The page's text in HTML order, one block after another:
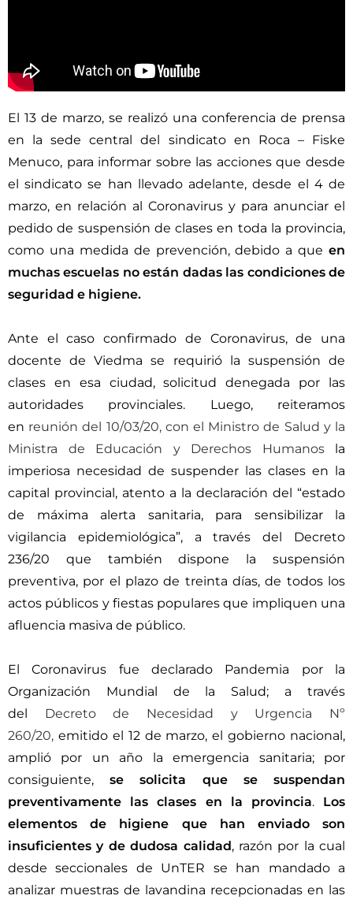
El 13 de marzo, se realizó una conferencia de prensa
en la sede central del sindicato en Roca – Fiske
Menuco, para informar sobre las acciones que desde
el sindicato se han llevado adelante, desde el 4 de
marzo, en relación al Coronavirus y para anunciar el
pedido de suspensión de clases en toda la provincia,
como una medida de prevención, debido a que en
muchas escuelas no están dadas las condiciones de
seguridad e higiene.
Ante el caso confirmado de Coronavirus, de una
docente de Viedma se requirió la suspensión de
clases en esa ciudad, solicitud denegada por las
autoridades provinciales. Luego, reiteramos
en reunión del 10/03/20, con el Ministro de Salud y la
Ministra de Educación y Derechos Humanos la
imperiosa necesidad de suspender las clases en la
capital provincial, atento a la declaración del “estado
de máxima alerta sanitaria, para sensibilizar la
vigilancia epidemiológica”, a través del Decreto
236/20 que también dispone la suspensión
preventiva, por el plazo de treinta días, de todos los
actos públicos y fiestas populares que impliquen una
afluencia masiva de público.
El Coronavirus fue declarado Pandemia por la
Organización Mundial de la Salud; a través
del Decreto de Necesidad y Urgencia Nº
260/20, emitido el 12 de marzo, el gobierno nacional,
amplió por un año la emergencia sanitaria; por
consiguiente,se solicita que se suspendan
preventivamente las clases en la provincia.Los
elementos de higiene que han enviado son
insuficientes y de dudosa calidad, razón por la cual
desde seccionales de UnTER se han mandado a
analizar muestras de lavandina recepcionadas en las